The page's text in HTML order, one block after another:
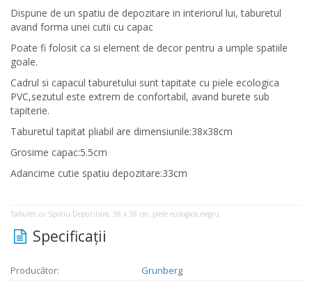
Dispune de un spatiu de depozitare in interiorul lui, taburetul
avand forma unei cutii cu capac
Poate fi folosit ca si element de decor pentru a umple spatiile
goale.
Cadrul si capacul taburetului sunt tapitate cu piele ecologica
PVC,sezutul este extrem de confortabil, avand burete sub
tapiterie.
Taburetul tapitat pliabil are dimensiunile:38x38cm
Grosime capac:5.5cm
Adancime cutie spatiu depozitare:33cm
Taburet cu Spatiu Depozitare, 38 x 38 cm, piele ecologica,negru
Specificaţii
Producător: Grunberg